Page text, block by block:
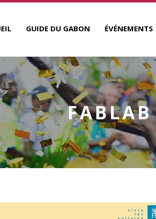
GUIDE DU GABON ÉVÉNEMENTS
FABLAB